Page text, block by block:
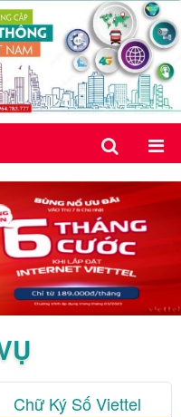
Chữ Ký Số Viettel